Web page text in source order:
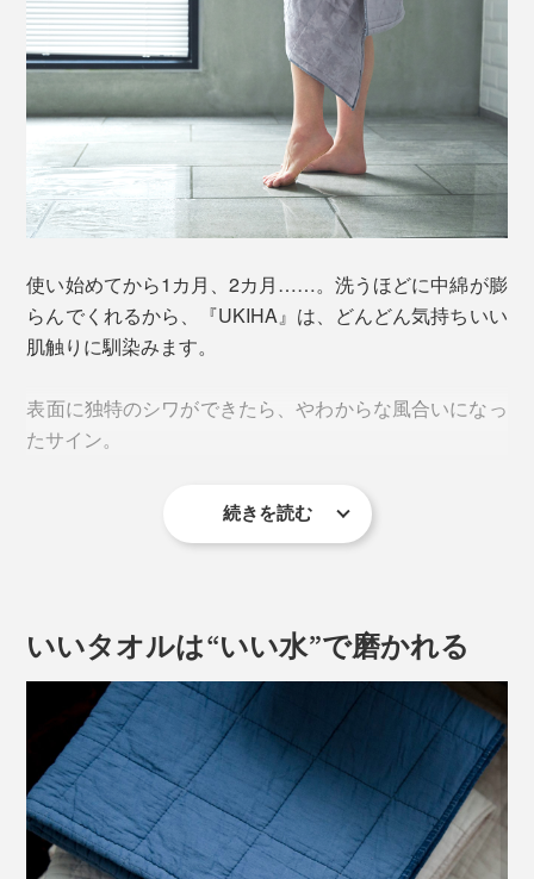
「UKIHA」の断面
さらりとしたガーゼ生地の中に、たくさんの空気を蓄え
ることで、水分をスーッと“瞬吸”するのです。
タオルの摩擦による肌や髪への刺激や乾燥の心配もない
写真は「ハンドタオル／Calm
その速乾力を確かめるため、洗濯後から完全に乾くまで
期の部屋干し）
での時間は異なります。
今まで使っていた厚手パイル地のフェイスタオルと比べ
たら、同じサイズで7時間もの時短がかないました。こ
の速さは、本当に驚きです。
すぐビショ濡れになる洗面所のタオルも、『UKIHA』な
らいつも快適。大家族には特におすすめです。
使い始めてから1カ月、2カ月……。洗うほどに中綿が膨
らんでくれるから、『UKIHA』は、どんどん気持ちいい
肌触りに馴染みます。
表面に独特のシワができたら、やわからな風合いになっ
たサイン。
写真は、新品状態（左）、1回洗濯（中央）、2カ月間ほど使用（右）した
『UKIHA』。洗濯を重ねるほどに、ふっくらしているのがわかります。
続きを読む
いいタオルは“いい水”で磨かれる